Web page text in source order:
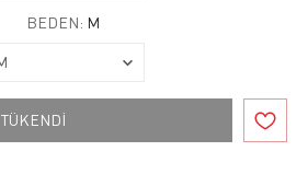
BEDEN: M
TÜKENDİ